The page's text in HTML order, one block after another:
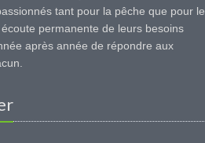
tant pour la pêche que pour le
permanente de leurs besoins
après année de répondre aux